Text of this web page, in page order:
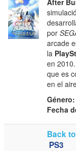
por
arcade
la
en
que es
en el
Género:
Fecha
Back
PS3